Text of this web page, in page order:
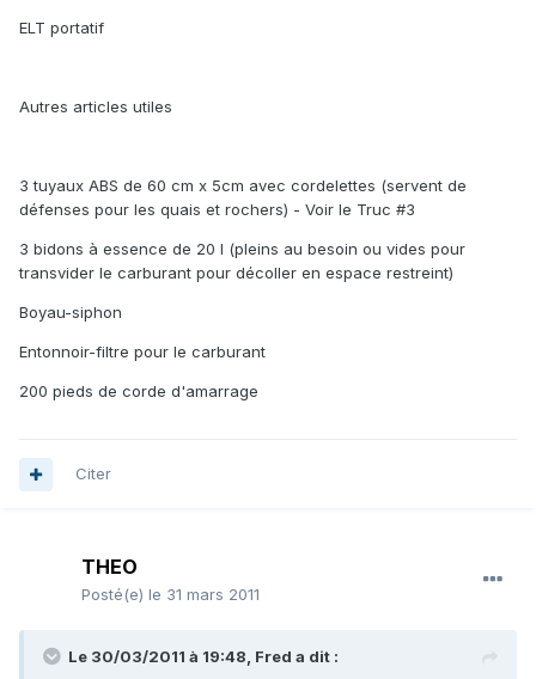
ELT portatif
Autres articles utiles
3 tuyaux ABS de 60 cm x 5cm avec cordelettes (servent de
défenses pour les quais et rochers) - Voir le Truc #3
3 bidons à essence de 20 l (pleins au besoin ou vides pour
transvider le carburant pour décoller en espace restreint)
Boyau-siphon
Entonnoir-filtre pour le carburant
200 pieds de corde d'amarrage
Citer
THEO
Posté(e) le 31 mars 2011
Le 30/03/2011 à 19:48, Fred a dit :